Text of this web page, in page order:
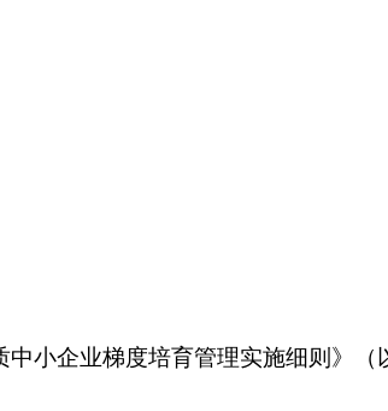
小企业梯度培育管理实施细则》